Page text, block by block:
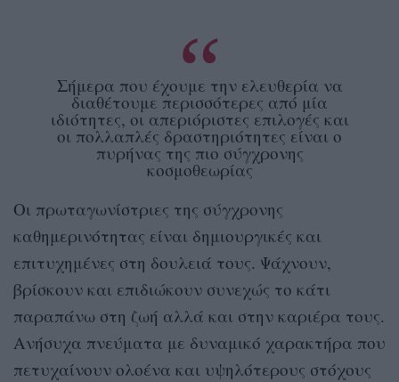
Σήμερα που έχουμε την ελευθερία να
διαθέτουμε περισσότερες από μία
ιδιότητες, οι απεριόριστες επιλογές και
οι πολλαπλές δραστηριότητες είναι ο
πυρήνας της πιο σύγχρονης
κοσμοθεωρίας
Οι πρωταγωνίστριες της σύγχρονης
καθημερινότητας είναι δημιουργικές και
επιτυχημένες στη δουλειά τους. Ψάχνουν,
βρίσκουν και επιδιώκουν συνεχώς το κάτι
παραπάνω στη ζωή αλλά και στην καριέρα τους.
Ανήσυχα πνεύματα με δυναμικό χαρακτήρα που
πετυχαίνουν ολοένα και υψηλότερους στόχους